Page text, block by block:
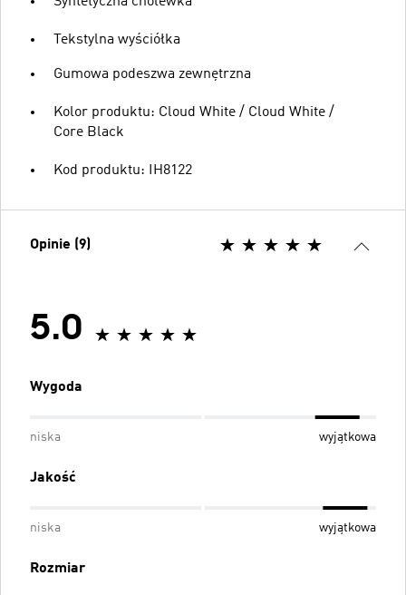
Tekstylna wyściółka
Gumowa podeszwa zewnętrzna
Kolor produktu: Cloud White / Cloud White /
Core Black
Kod produktu: IH8122
Opinie (9)
5.0
Wygoda
niska wyjątkowa
Jakość
niska wyjątkowa
Rozmiar